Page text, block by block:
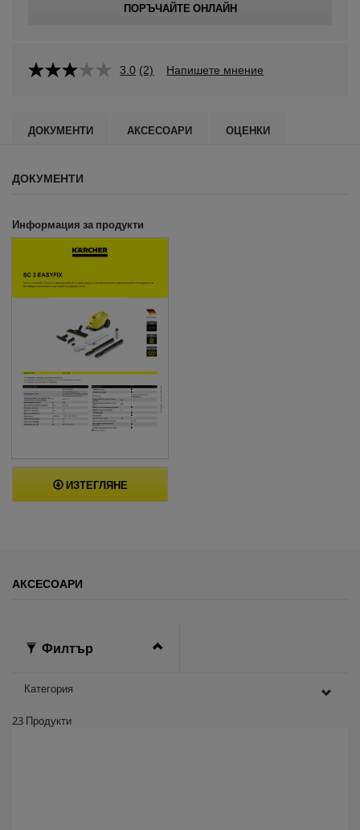
ПОРЪЧАЙТЕ ОНЛАЙН
3.0 (2) Напишете мнение
ДОКУМЕНТИ АКСЕСОАРИ ОЦЕНКИ
ДОКУМЕНТИ
Информация за продукти
ИЗТЕГЛЯНЕ
АКСЕСОАРИ
Филтър
Категория
23 Продукти